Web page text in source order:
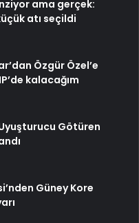
ama gerçek:
atı seçildi
Özgür Özel’e
kalacağım
Götüren
Güney Kore